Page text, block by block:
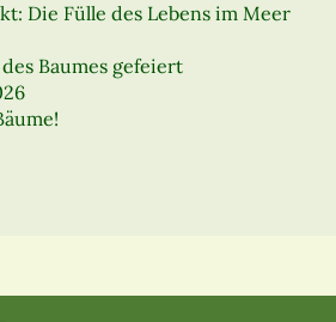
Die Fülle des Lebens im Meer
Baumes gefeiert